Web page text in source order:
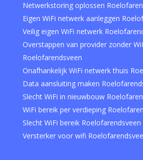
Netwerkstoring oplossen
Eigen WiFi netwerk aanleggen
Veilig eigen WiFi netwerk
Overstappen van provider zonder
Roelofarendsveen
Onafhankelijk WiFi netwerk thuis
Data aansluiting maken
Slecht WiFi in nieuwbouw
WiFi bereik per verdieping
Slecht WiFi bereik Roelofarendsveen
Versterker voor wifi